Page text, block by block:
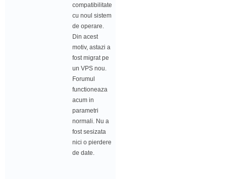
compatibilitate
cu noul sistem
de operare.
Din acest
motiv, astazi a
fost migrat pe
un VPS nou.
Forumul
functioneaza
acum in
parametri
normali. Nu a
fost sesizata
nici o pierdere
de date.